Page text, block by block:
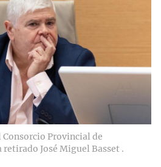
Provincial de
José Miguel Basset .